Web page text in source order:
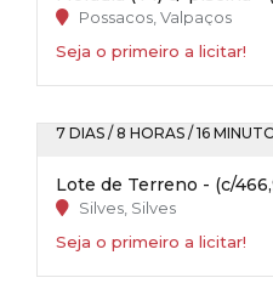
Possacos, Valpaços
Seja o primeiro a licitar!
7 DIAS / 8 HORAS / 16
Lote de Terreno - (c/
Silves, Silves
Seja o primeiro a licitar!